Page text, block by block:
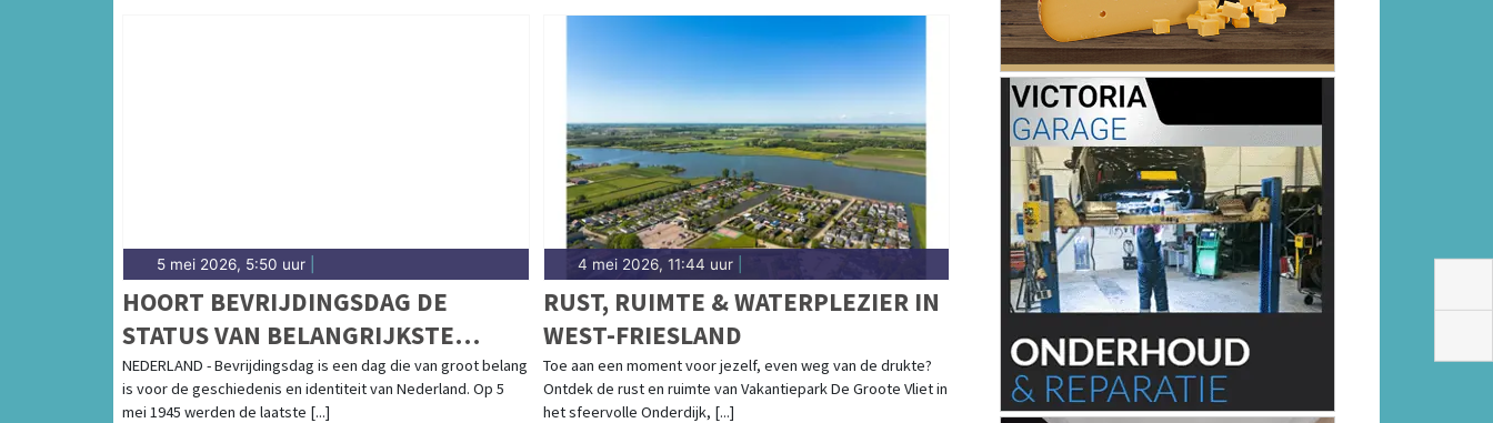
5 mei 2026, 5:50 uur
HOORT BEVRIJDINGSDAG DE
STATUS VAN BELANGRIJKSTE
FEESTDAG VAN HET JAAR TE
KRIJGEN?
NEDERLAND - Bevrijdingsdag is een dag die van groot belang
is voor de geschiedenis en identiteit van Nederland. Op 5
mei 1945 werden de laatste [...]
4 mei 2026, 11:44 uur|
RUST, RUIMTE & WATERPLEZIER IN
WEST-FRIESLAND
Toe aan een moment voor jezelf, even weg van de drukte?
Ontdek de rust en ruimte van Vakantiepark De Groote Vliet in
het sfeervolle Onderdijk, [...]